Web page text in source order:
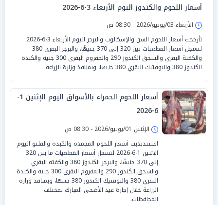
أسعار اللحوم والكندوز اليوم الأربعاء 3-6-2026
الأربعاء 03/يونيو/2026 - 08:30 ص
تأرجحت أسعار اللحوم السن والإسكالوب والبرجر اليوم الأربعاء 3-6-2026
لتسجل أسعار القطعيات بين 320 إلى 370 جنيهًا، والبرجر البقري 380
والكفتة البقري والسجق الكندوز 290 والمفروم البقري 300 جنيه والكبدة
الكندوز 380 والبوفتيك البقري 380 جنيها، وبمنافذ وزارة الزراعة.
أسعار اللحوم الحمراء بالأسواق اليوم الإثنين 1-
6-2026
الإثنين 01/يونيو/2026 - 08:30 ص
افتتتذبذبت أسعار اللحوم المجمدة والكبدة والفلتو اليوم
الإثنين 1-6-2026 لتسجل أسعار القطعيات ما بين 320
إلى 370 جنيهًا، والبرجر الكندوز 380 والكفتة البقري
والسجق الكندوز 290 والمفروم البقري 300 جنيه والكبدة
البقري 380 والبوفتيك الكندوز 380 جنيها، وبمنافذ وزارة
الزراعة خلال إجازة عيد الأضحى المبارك بمختلف
المحافظات.